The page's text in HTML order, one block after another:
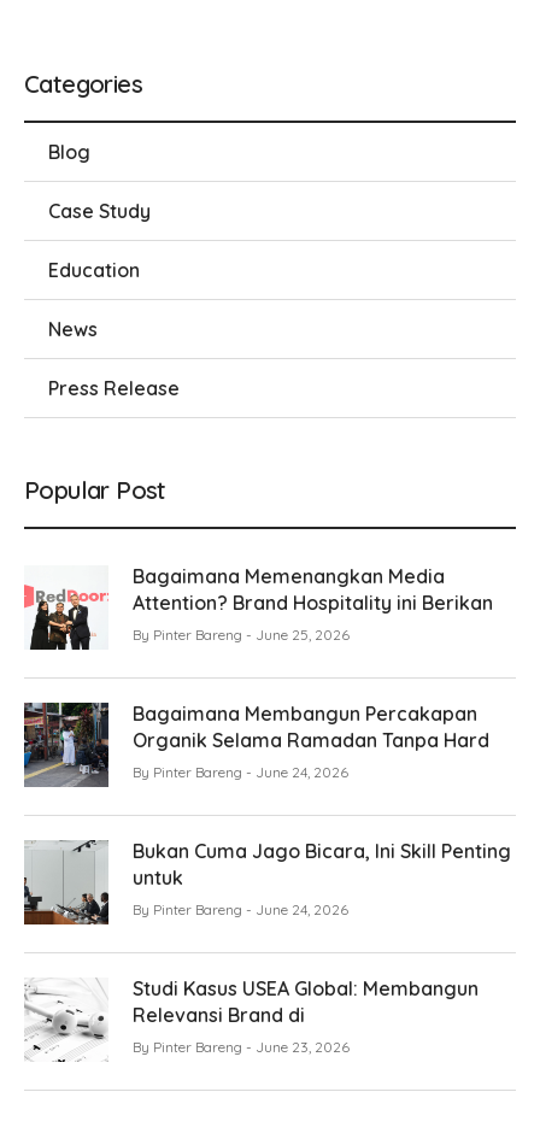
Categories
Blog
Case Study
Education
News
Press Release
Popular Post
Bagaimana Memenangkan Media
Attention? Brand Hospitality ini Berikan
By Pinter Bareng June 25, 2026
Bagaimana Membangun Percakapan
Organik Selama Ramadan Tanpa Hard
By Pinter Bareng June 24, 2026
Bukan Cuma Jago Bicara, Ini Skill Penting
untuk
By Pinter Bareng June 24, 2026
Studi Kasus USEA Global: Membangun
Relevansi Brand di
By Pinter Bareng June 23, 2026